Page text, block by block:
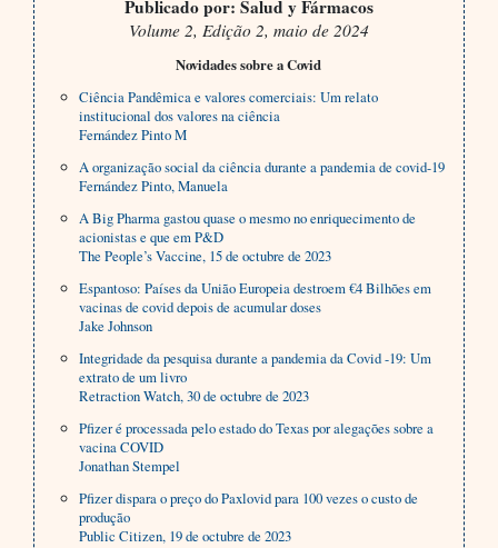
Publicado por: Salud y Fármacos
Volume 2, Edição 2, maio de 2024
Novidades sobre a Covid
Ciência Pandêmica e valores comerciais: Um relato
institucional dos valores na ciência
Fernández Pinto M
A organização social da ciência durante a pandemia de covid-19
Fernández Pinto, Manuela
A Big Pharma gastou quase o mesmo no enriquecimento de
acionistas e que em P&D
The People’s Vaccine, 15 de octubre de 2023
Espantoso: Países da União Europeia destroem €4 Bilhões em
vacinas de covid depois de acumular doses
Jake Johnson
Integridade da pesquisa durante a pandemia da Covid -19: Um
extrato de um livro
Retraction Watch, 30 de octubre de 2023
Pfizer é processada pelo estado do Texas por alegações sobre a
vacina COVID
Jonathan Stempel
Pfizer dispara o preço do Paxlovid para 100 vezes o custo de
produção
Public Citizen, 19 de octubre de 2023